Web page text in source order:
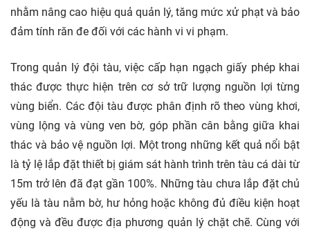
nhằm nâng cao hiệu quả quản lý, tăng mức xử phạt và bảo
đảm tính răn đe đối với các hành vi vi phạm.
Trong quản lý đội tàu, việc cấp hạn ngạch giấy phép khai
thác được thực hiện trên cơ sở trữ lượng nguồn lợi từng
vùng biển. Các đội tàu được phân định rõ theo vùng khơi,
vùng lộng và vùng ven bờ, góp phần cân bằng giữa khai
thác và bảo vệ nguồn lợi. Một trong những kết quả nổi bật
là tỷ lệ lắp đặt thiết bị giám sát hành trình trên tàu cá dài từ
15m trở lên đã đạt gần 100%. Những tàu chưa lắp đặt chủ
yếu là tàu nằm bờ, hư hỏng hoặc không đủ điều kiện hoạt
động và đều được địa phương quản lý chặt chẽ. Cùng với